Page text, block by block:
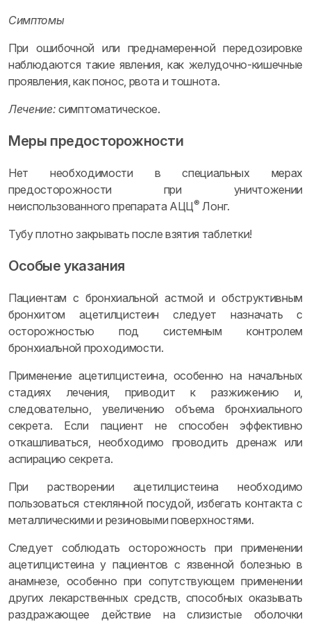
Симптомы
При ошибочной или преднамеренной передозировке
наблюдаются такие явления, как желудочно-кишечные
проявления, как понос, рвота и тошнота.
Лечение:симптоматическое.
Меры предосторожности
Нет необходимости в специальных мерах
предосторожности при уничтожении
неиспользованного препарата АЦЦ® Лонг.
Тубу плотно закрывать после взятия таблетки!
Особые указания
Пациентам с бронхиальной астмой и обструктивным
бронхитом ацетилцистеин следует назначать с
осторожностью под системным контролем
бронхиальной проходимости.
Применение ацетилцистеина, особенно на начальных
стадиях лечения, приводит к разжижению и,
следовательно, увеличению объема бронхиального
секрета. Если пациент не способен эффективно
откашливаться, необходимо проводить дренаж или
аспирацию секрета.
При растворении ацетилцистеина необходимо
пользоваться стеклянной посудой, избегать контакта с
металлическими и резиновыми поверхностями.
Следует соблюдать осторожность при применении
ацетилцистеина у пациентов с язвенной болезнью в
анамнезе, особенно при сопутствующем применении
других лекарственных средств, способных оказывать
раздражающее действие на слизистые оболочки